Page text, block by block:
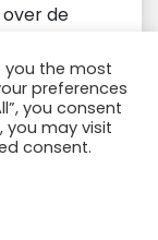
de
you the most
preferences
you consent
you may visit
consent.